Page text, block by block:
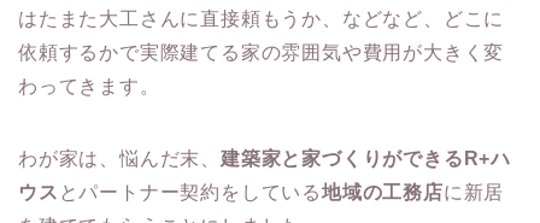
はたまた大工さんに直接頼もうか、などなど、どこに
依頼するかで実際建てる家の雰囲気や費用が大きく変
わってきます。
わが家は、悩んだ末、 建築家と家づくりができるR+ハ
ウス とパートナー契約をしている地域の工務店に新居